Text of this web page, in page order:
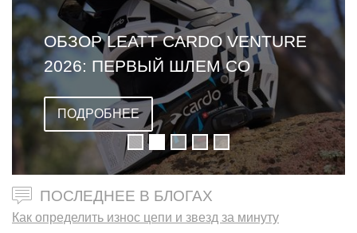
ОБЗОР LEATT CARDO VENTURE
2026: ПЕРВЫЙ ШЛЕМ СО
ВСТРОЕННОЙ ГАРНИТУРОЙ
ПОДРОБНЕЕ
ПОСЛЕДНЕЕ В БЛОГАХ
Как определить износ цепи и звезд за минуту